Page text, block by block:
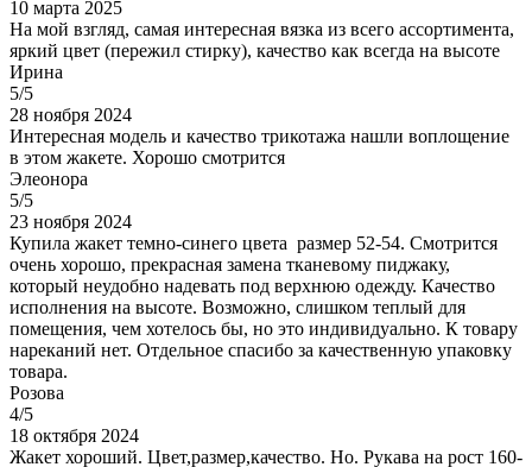
10 марта 2025
На мой взгляд, самая интересная вязка из всего ассортимента,
яркий цвет (пережил стирку), качество как всегда на высоте
Ирина
5/5
28 ноября 2024
Интересная модель и качество трикотажа нашли воплощение
в этом жакете. Хорошо смотрится
Элеонора
5/5
23 ноября 2024
Купила жакет темно-синего цвета размер 52-54. Смотрится
очень хорошо, прекрасная замена тканевому пиджаку,
который неудобно надевать под верхнюю одежду. Качество
исполнения на высоте. Возможно, слишком теплый для
помещения, чем хотелось бы, но это индивидуально. К товару
нареканий нет. Отдельное спасибо за качественную упаковку
товара.
Розова
4/5
18 октября 2024
Жакет хороший. Цвет,размер,качество. Но. Рукава на рост 160-